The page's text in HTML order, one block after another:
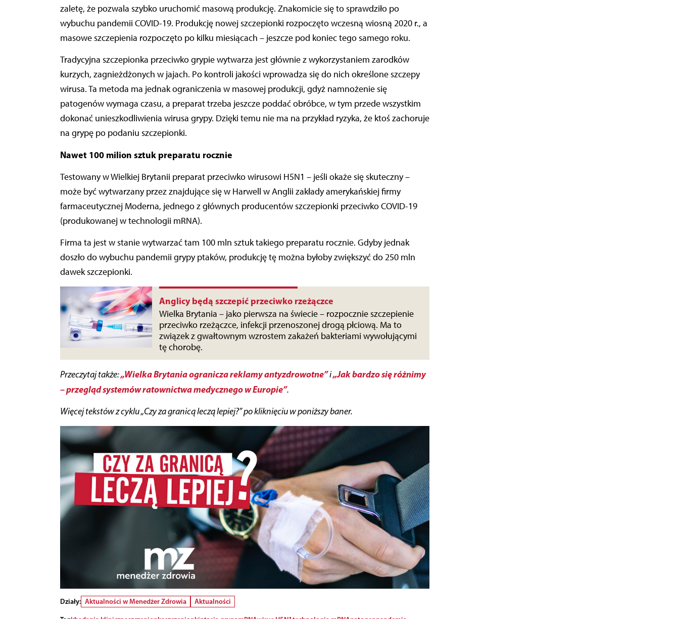
zaletę, że pozwala szybko uruchomić masową produkcję. Znakomicie się to sprawdziło po
wybuchu pandemii COVID-19. Produkcję nowej szczepionki rozpoczęto wczesną wiosną 2020 r., a
masowe szczepienia rozpoczęto po kilku miesiącach – jeszcze pod koniec tego samego roku.
Tradycyjna szczepionka przeciwko grypie wytwarza jest głównie z wykorzystaniem zarodków
kurzych, zagnieżdżonych w jajach. Po kontroli jakości wprowadza się do nich określone szczepy
wirusa. Ta metoda ma jednak ograniczenia w masowej produkcji, gdyż namnożenie się
patogenów wymaga czasu, a preparat trzeba jeszcze poddać obróbce, w tym przede wszystkim
dokonać unieszkodliwienia wirusa grypy. Dzięki temu nie ma na przykład ryzyka, że ktoś zachoruje
na grypę po podaniu szczepionki.
Nawet 100 milion sztuk preparatu rocznie
Testowany w Wielkiej Brytanii preparat przeciwko wirusowi H5N1 – jeśli okaże się skuteczny –
może być wytwarzany przez znajdujące się w Harwell w Anglii zakłady amerykańskiej firmy
farmaceutycznej Moderna, jednego z głównych producentów szczepionki przeciwko COVID-19
(produkowanej w technologii mRNA).
Firma ta jest w stanie wytwarzać tam 100 mln sztuk takiego preparatu rocznie. Gdyby jednak
doszło do wybuchu pandemii grypy ptaków, produkcję tę można byłoby zwiększyć do 250 mln
dawek szczepionki.
Anglicy będą szczepić przeciwko rzeżączce
Wielka Brytania – jako pierwsza na świecie – rozpocznie szczepienie
przeciwko rzeżączce, infekcji przenoszonej drogą płciową. Ma to
związek z gwałtownym wzrostem zakażeń bakteriami wywołującymi
tę chorobę.
Przeczytaj także:„Wielka Brytania ogranicza reklamy antyzdrowotne”i„Jak bardzo się różnimy
– przegląd systemów ratownictwa medycznego w Europie”.
Więcej tekstówz cyklu „Czy za granicą leczą lepiej?” po kliknięciu w poniższy baner.
Działy: Aktualności w Menedżer Zdrowia
Aktualności